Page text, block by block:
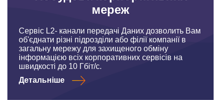
мереж
Сервіс L2- канали передачі Даних дозволить Вам
об'єднати різні підрозділи або філії компанії в
загальну мережу для захищеного обміну
інформацією всіх корпоративних сервісів на
швидкості до 10 Гбіт/с.
Детальніше